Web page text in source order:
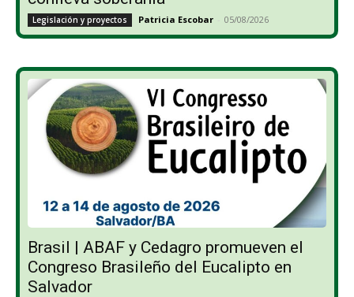
Legislación y proyectos Patricia Escobar - 05/08/2026
Brasil | ABAF y Cedagro promueven el
Congreso Brasileño del Eucalipto en
Salvador